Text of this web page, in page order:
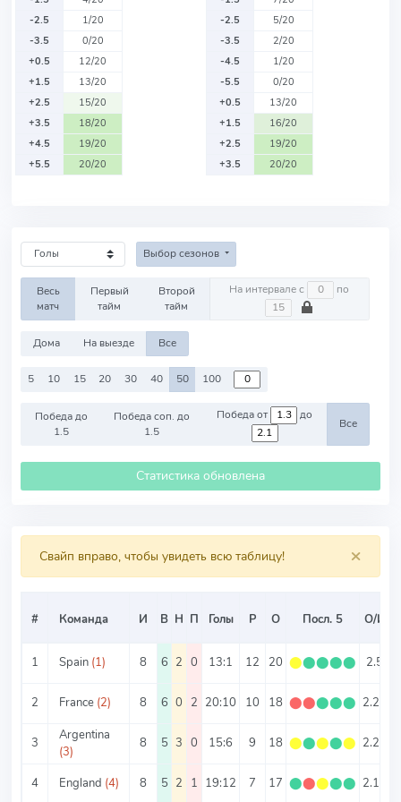
-2.5
1/20
-3.5
0/20
+0.5
12/20
+1.5
13/20
+2.5
15/20
+3.5
18/20
+4.5
19/20
+5.5
20/20
-2.5
5/20
-3.5
2/20
-4.5
1/20
-5.5
0/20
+0.5
13/20
+1.5
16/20
+2.5
19/20
+3.5
20/20
Выбор сезонов
Весь
матч
Первый
тайм
Второй
тайм
На интервале с по
Дома На выезде Все
5 10 15 20 30 40 50 100
Победа до
1.5
Победа соп. до
1.5
Победа от до
Все
Статистика обновлена
×
Свайп вправо, чтобы увидеть всю таблицу!
# Команда И В Н П Голы Р О Посл. 5 О/И
1 Spain (1) 8 6 2 0 13:1 12 20 ⬤⬤⬤⬤⬤ 2.5
2 France (2) 8 6 0 2 20:10 10 18 ⬤⬤⬤⬤⬤ 2.25
3
Argentina
(3)
8 5 3 0 15:6 9 18 ⬤⬤⬤⬤⬤ 2.25
4 England (4) 8 5 2 1 19:12 7 17 ⬤⬤⬤⬤⬤ 2.13